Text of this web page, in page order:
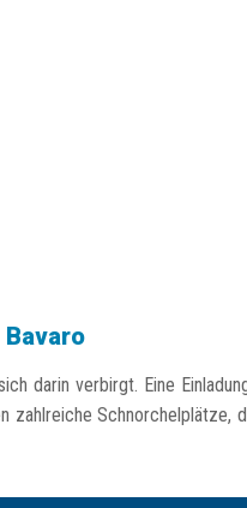
Bavaro
darin verbirgt. Eine
zahlreiche